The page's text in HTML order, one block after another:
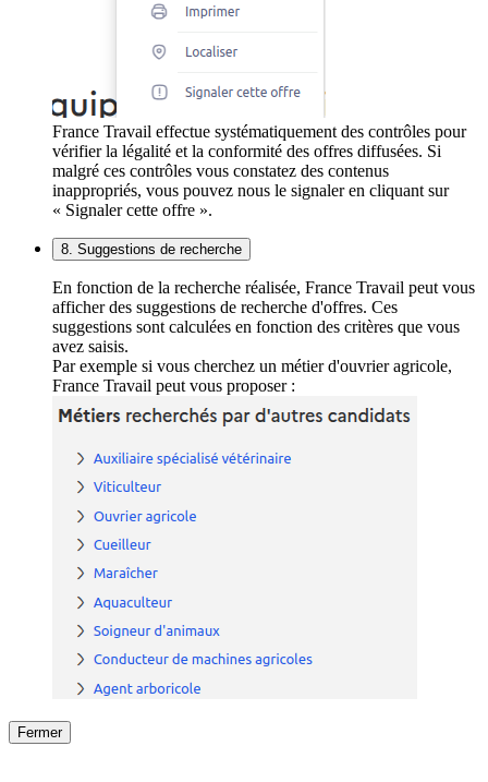
France Travail effectue systématiquement des contrôles pour
vérifier la légalité et la conformité des offres diffusées. Si
malgré ces contrôles vous constatez des contenus
inappropriés, vous pouvez nous le signaler en cliquant sur
« Signaler cette offre ».
8. Suggestions de recherche
En fonction de la recherche réalisée, France Travail peut vous
afficher des suggestions de recherche d'offres. Ces
suggestions sont calculées en fonction des critères que vous
avez saisis.
Par exemple si vous cherchez un métier d'ouvrier agricole,
France Travail peut vous proposer :
Fermer